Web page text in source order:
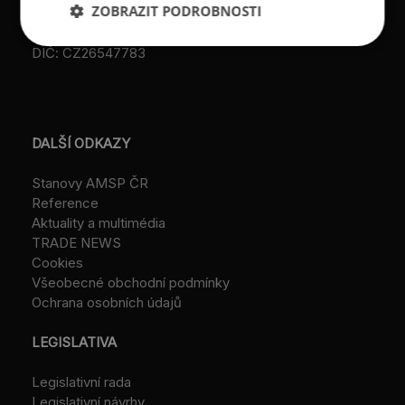
DIČ: CZ26547783
DALŠÍ ODKAZY
Stanovy AMSP ČR
Reference
Aktuality a multimédia
TRADE NEWS
Cookies
Všeobecné obchodní podmínky
Ochrana osobních údajů
LEGISLATIVA
Legislativní rada
ZOBRAZIT PODROBNOSTI